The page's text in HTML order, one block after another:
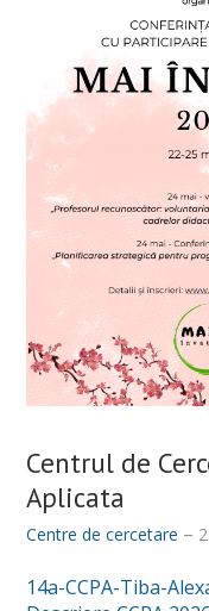
Centrul de
Aplicata
Centre de cercetare
14a-CCPA-Tiba-